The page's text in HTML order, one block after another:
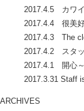
2017.4.5 カワイ
2017.4.4 很美好
2017.4.3 The
2017.4.2 スタッ
2017.4.1 開心
2017.3.31 Staff
ARCHIVES